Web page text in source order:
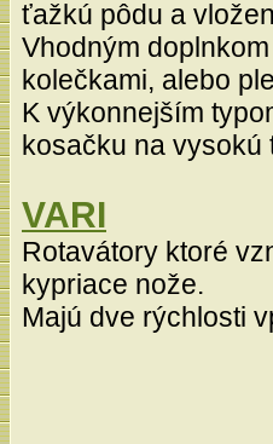
ťažkú pôdu a
Vhodným
kolečkami, alebo
K výkonnejším
kosačku na vysokú
VARI
Rotavátory ktoré
kypriace nože.
Majú dve rýchlosti